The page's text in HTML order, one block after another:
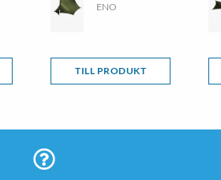
ENO
TILL PRODUKT